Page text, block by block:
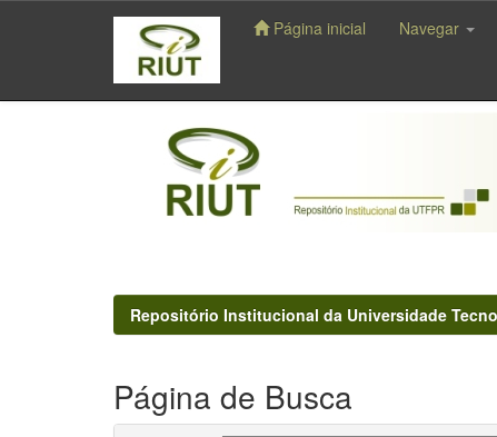
navigation
Página inicial Navegar
Repositório Institucional da Universidade
Página de Busca